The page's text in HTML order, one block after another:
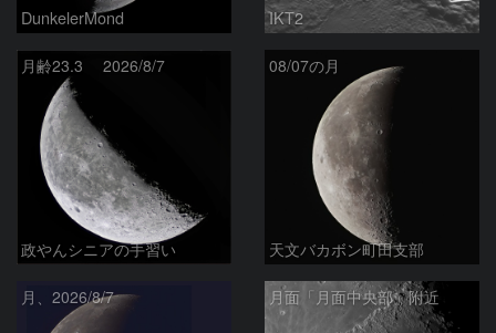
DunkelerMond IKT2
月齢23.3 2026/8/7
政やんシニアの手習い
08/07の月
天文バカボン町田支部
月、2026/8/7 月面「月面中央部」附近